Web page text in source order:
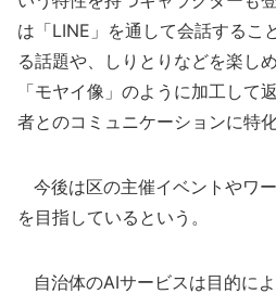
は「LINE」を通して会話するこ
る話題や、しりとりなどを楽し
「モヤイ像」のように加工して
者とのコミュニケーションに特化
今後は区の主催イベントやワ
を目指しているという。
自治体のAIサービスは目的に